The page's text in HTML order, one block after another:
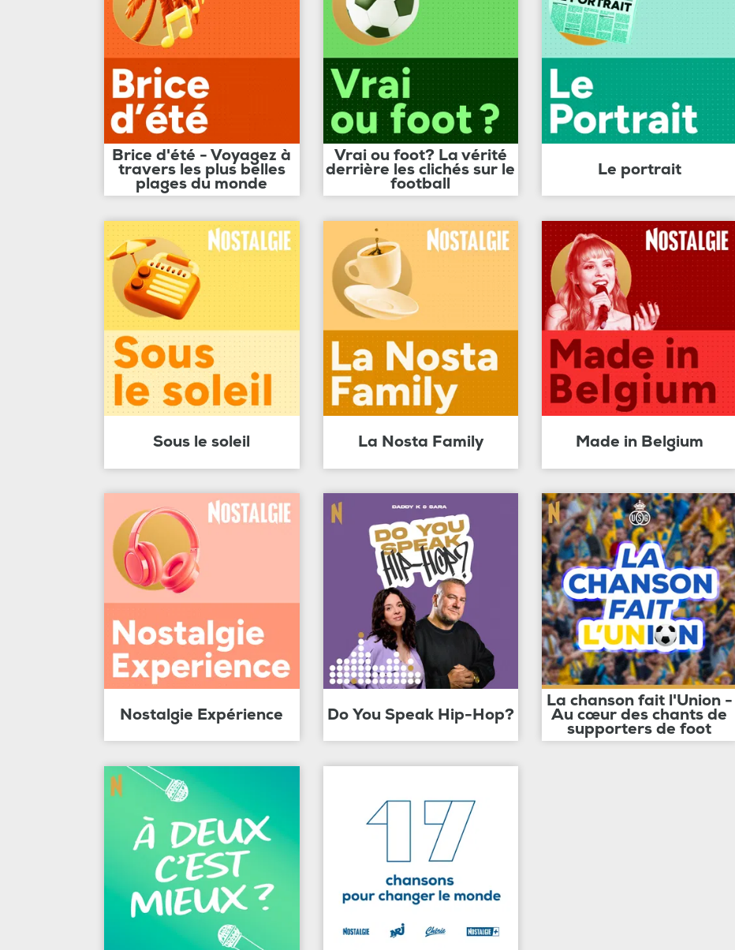
Brice d'été - Voyagez à
travers les plus belles
plages du monde
Vrai ou foot? La vérité
derrière les clichés sur le
football
Le portrait
Sous le soleil La Nosta Family Made in Belgium
Nostalgie Expérience Do You Speak Hip-Hop?
La chanson fait l'Union -
Au cœur des chants de
supporters de foot